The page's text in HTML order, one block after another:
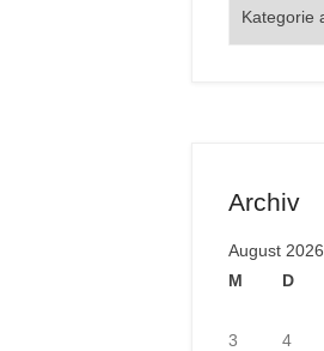
Archiv
August 2026
M
D
3
4